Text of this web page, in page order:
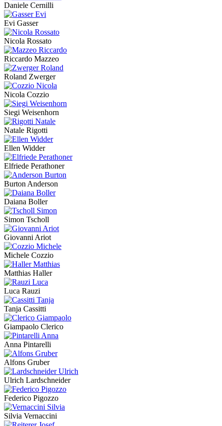
Daniele Cernilli
Evi Gasser
Nicola Rossato
Riccardo Mazzeo
Roland Zwerger
Nicola Cozzio
Siegi Weisenhorn
Natale Rigotti
Ellen Widder
Elfriede Perathoner
Burton Anderson
Daiana Boller
Simon Tscholl
Giovanni Ariot
Michele Cozzio
Matthias Haller
Luca Rauzi
Tanja Cassitti
Giampaolo Clerico
Anna Pintarelli
Alfons Gruber
Ulrich Lardschneider
Federico Pigozzo
Silvia Vernaccini